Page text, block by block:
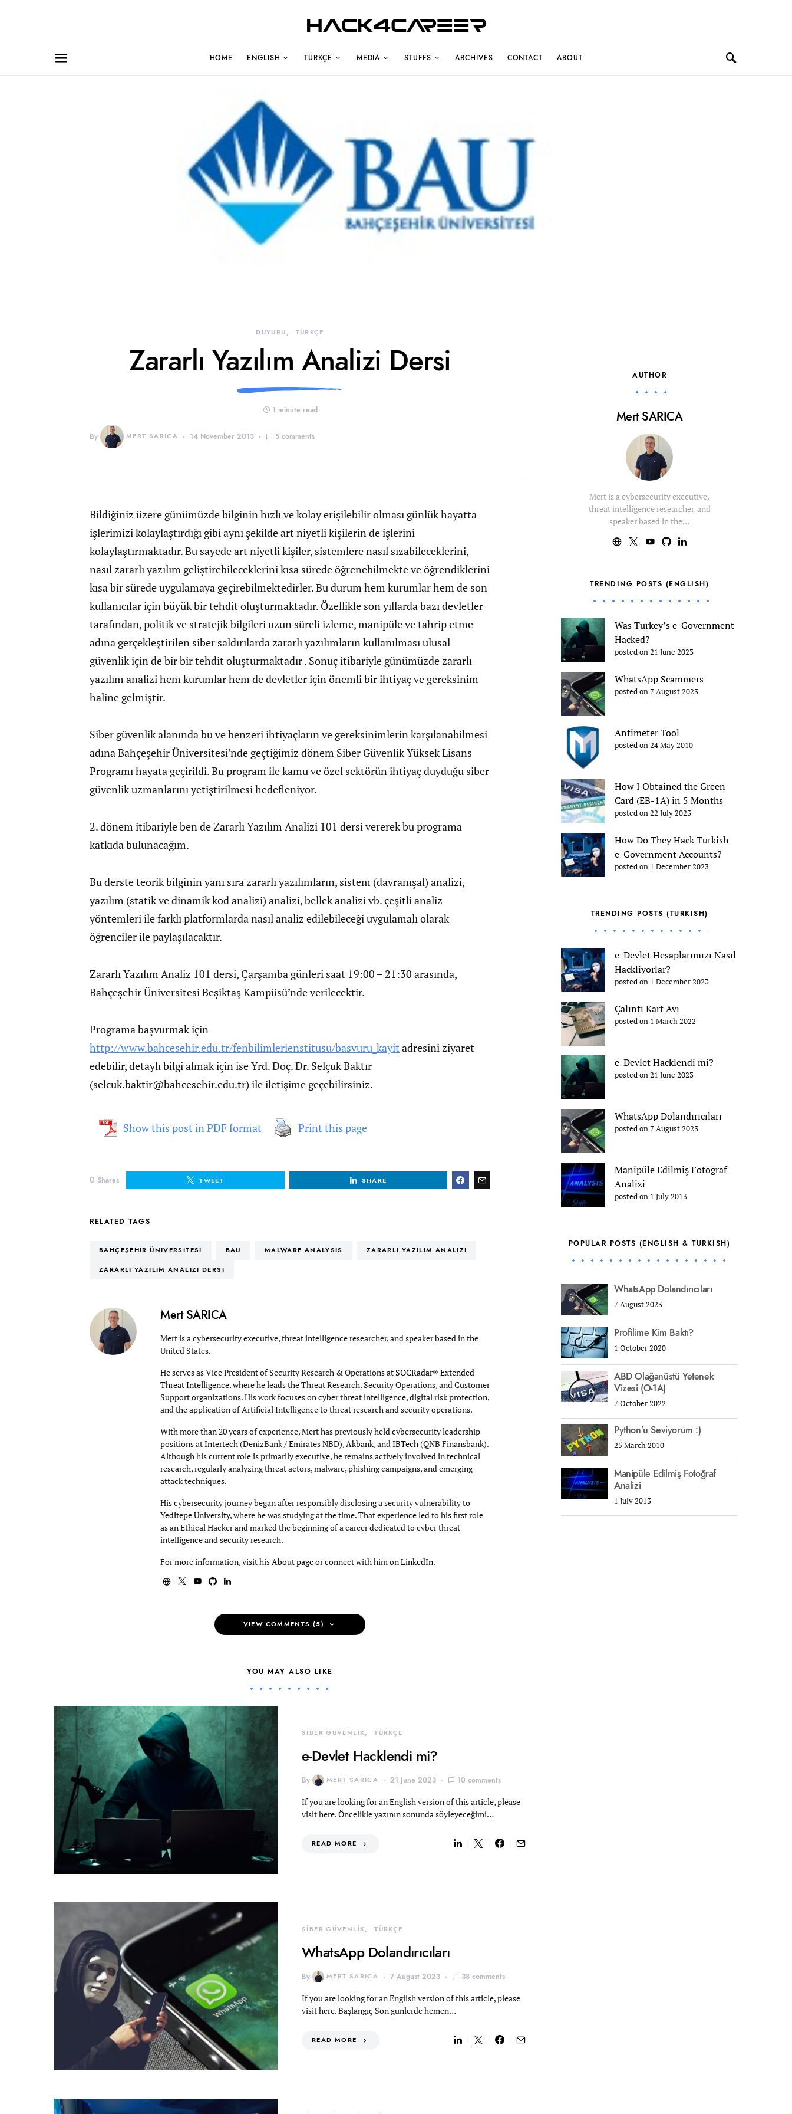
Hack4Career
HOME ENGLISH TÜRKÇE MEDIA STUFFS ARCHIVES CONTACT ABOUT
DUYURU TÜRKÇE
Zararlı Yazılım Analizi Dersi
1 minute read
By MERT SARICA 14 November 2013 5 comments
Bildiğiniz üzere günümüzde bilginin hızlı ve kolay erişilebilir olması günlük hayatta
işlerimizi kolaylaştırdığı gibi aynı şekilde art niyetli kişilerin de işlerini
kolaylaştırmaktadır. Bu sayede art niyetli kişiler, sistemlere nasıl sızabileceklerini,
nasıl zararlı yazılım geliştirebileceklerini kısa sürede öğrenebilmekte ve öğrendiklerini
kısa bir sürede uygulamaya geçirebilmektedirler. Bu durum hem kurumlar hem de son
kullanıcılar için büyük bir tehdit oluşturmaktadır. Özellikle son yıllarda bazı devletler
tarafından, politik ve stratejik bilgileri uzun süreli izleme, manipüle ve tahrip etme
adına gerçekleştirilen siber saldırılarda zararlı yazılımların kullanılması ulusal
güvenlik için de bir bir tehdit oluşturmaktadır . Sonuç itibariyle günümüzde zararlı
yazılım analizi hem kurumlar hem de devletler için önemli bir ihtiyaç ve gereksinim
haline gelmiştir.
Siber güvenlik alanında bu ve benzeri ihtiyaçların ve gereksinimlerin karşılanabilmesi
adına Bahçeşehir Üniversitesi’nde geçtiğimiz dönem Siber Güvenlik Yüksek Lisans
Programı hayata geçirildi. Bu program ile kamu ve özel sektörün ihtiyaç duyduğu siber
güvenlik uzmanlarını yetiştirilmesi hedefleniyor.
2. dönem itibariyle ben de Zararlı Yazılım Analizi 101 dersi vererek bu programa
katkıda bulunacağım.
Bu derste teorik bilginin yanı sıra zararlı yazılımların, sistem (davranışal) analizi,
yazılım (statik ve dinamik kod analizi) analizi, bellek analizi vb. çeşitli analiz
yöntemleri ile farklı platformlarda nasıl analiz edilebileceği uygulamalı olarak
öğrenciler ile paylaşılacaktır.
Zararlı Yazılım Analiz 101 dersi, Çarşamba günleri saat 19:00 – 21:30 arasında,
Bahçeşehir Üniversitesi Beşiktaş Kampüsü’nde verilecektir.
Programa başvurmak için
http://www.bahcesehir.edu.tr/fenbilimlerienstitusu/basvuru_kayit adresini ziyaret
edebilir, detaylı bilgi almak için ise Yrd. Doç. Dr. Selçuk Baktır
(selcuk.baktir@bahcesehir.edu.tr) ile iletişime geçebilirsiniz.
Show this post in PDF format Print this page
0 Shares TWEET SHARE
RELATED TAGS
BAHÇEŞEHIR ÜNIVERSITESI BAU MALWARE ANALYSIS ZARARLI YAZILIM ANALIZI
ZARARLI YAZILIM ANALIZI DERSI
Mert SARICA
Mert is a cybersecurity executive, threat intelligence researcher, and speaker based in the
United States.
He serves as Vice President of Security Research & Operations atSOCRadar® Extended
Threat Intelligence, where he leads the Threat Research, Security Operations, and Customer
Support organizations. His work focuses on cyber threat intelligence, digital risk protection,
and the application of Artificial Intelligence to threat research and security operations.
With more than 20 years of experience, Mert has previously held cybersecurity leadership
positions atIntertech(DenizBank / Emirates NBD),Akbank, andIBTech(QNB Finansbank).
Although his current role is primarily executive, he remains actively involved in technical
research, regularly analyzing threat actors, malware, phishing campaigns, and emerging
attack techniques.
His cybersecurity journey began after responsibly disclosing a security vulnerability to
Yeditepe University, where he was studying at the time. That experience led to his first role
as an Ethical Hacker and marked the beginning of a career dedicated to cyber threat
intelligence and security research.
For more information, visit hisAbout pageor connect with him onLinkedIn.
VIEW COMMENTS (5)
YOU MAY ALSO LIKE
SİBER GÜVENLİK TÜRKÇE
e-Devlet Hacklendi mi?
By MERT SARICA 21 June 2023 10 comments
If you are looking for an English version of this article, please
visit here. Öncelikle yazının sonunda söyleyeceğimi…
READ MORE
SİBER GÜVENLİK TÜRKÇE
WhatsApp Dolandırıcıları
By MERT SARICA 7 August 2023 38 comments
If you are looking for an English version of this article, please
visit here. Başlangıç Son günlerde hemen…
READ MORE
AUTHOR
Mert SARICA
Mert is a cybersecurity executive,
threat intelligence researcher, and
speaker based in the…
TRENDING POSTS (ENGLISH)
Was Turkey’s e-Government
Hacked?
posted on 21 June 2023
WhatsApp Scammers
posted on 7 August 2023
Antimeter Tool
posted on 24 May 2010
How I Obtained the Green
Card (EB-1A) in 5 Months
posted on 22 July 2023
How Do They Hack Turkish
e-Government Accounts?
posted on 1 December 2023
TRENDING POSTS (TURKISH)
e-Devlet Hesaplarımızı Nasıl
Hackliyorlar?
posted on 1 December 2023
Çalıntı Kart Avı
posted on 1 March 2022
e-Devlet Hacklendi mi?
posted on 21 June 2023
WhatsApp Dolandırıcıları
posted on 7 August 2023
Manipüle Edilmiş Fotoğraf
Analizi
posted on 1 July 2013
POPULAR POSTS (ENGLISH & TURKISH)
WhatsApp Dolandırıcıları
7 August 2023
Profilime Kim Baktı?
1 October 2020
ABD Olağanüstü Yetenek
Vizesi (O-1A)
7 October 2022
Python’u Seviyorum :)
25 March 2010
Manipüle Edilmiş Fotoğraf
Analizi
1 July 2013